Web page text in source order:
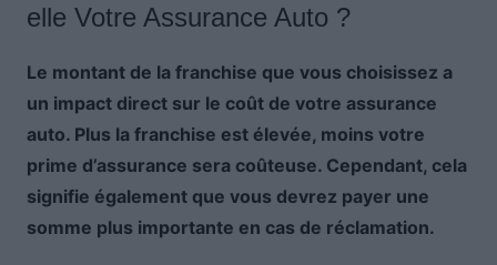
elle Votre Assurance Auto ?
Le montant de la franchise que vous choisissez a
un impact direct sur le coût de votre assurance
auto. Plus la franchise est élevée, moins votre
prime d’assurance sera coûteuse. Cependant, cela
signifie également que vous devrez payer une
somme plus importante en cas de réclamation.